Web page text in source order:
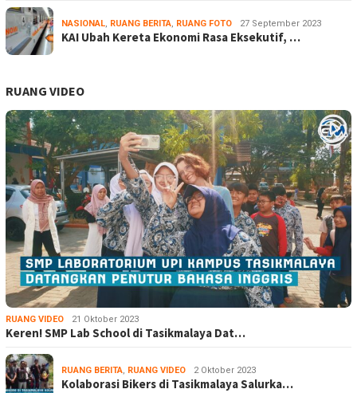
NASIONAL, RUANG BERITA, RUANG FOTO 27 September 2023
KAI Ubah Kereta Ekonomi Rasa Eksekutif, …
RUANG VIDEO
RUANG VIDEO 21 Oktober 2023
Keren! SMP Lab School di Tasikmalaya Dat…
RUANG BERITA, RUANG VIDEO 2 Oktober 2023
Kolaborasi Bikers di Tasikmalaya Salurka…